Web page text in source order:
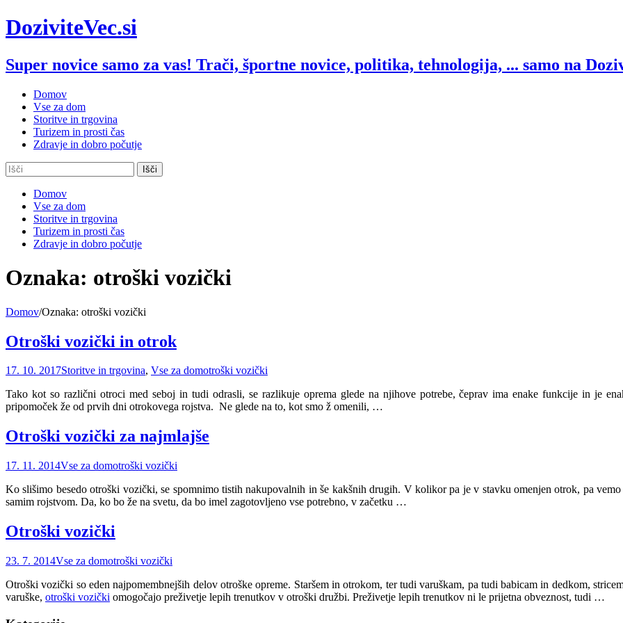
Skip
to
DoziviteVec.si
Super novice samo za vas! Trači, športne novice, politika, tehnologija, ... samo na
Domov
Vse za dom
Storitve in trgovina
Turizem in prosti čas
Zdravje in dobro počutje
Domov
Vse za dom
Storitve in trgovina
Turizem in prosti čas
Zdravje in dobro počutje
Oznaka: otroški vozički
Domov/Oznaka: otroški vozički
Otroški vozički in otrok
17. 10. 2017Storitve in trgovina, Vse za domotroški vozički
Tako kot so različni otroci med seboj in tudi odrasli, se razlikuje oprema glede na njihove potrebe, čeprav ima enake funkcije in je
pripomoček že od prvih dni otrokovega rojstva. Ne glede na to, kot smo ž omenili, …
Otroški vozički za najmlajše
17. 11. 2014Vse za domotroški vozički
Ko slišimo besedo otroški vozički, se spomnimo tistih nakupovalnih in še kakšnih drugih. V kolikor pa je v stavku omenjen otrok, pa
samim rojstvom. Da, ko bo že na svetu, da bo imel zagotovljeno vse potrebno, v začetku …
Otroški vozički
23. 7. 2014Vse za domotroški vozički
Otroški vozički so eden najpomembnejših delov otroške opreme. Staršem in otrokom, ter tudi varuškam, pa tudi babicam in dedkom,
varuške, otroški vozički omogočajo preživetje lepih trenutkov v otroški družbi. Preživetje lepih trenutkov ni le prijetna obveznost, tudi …